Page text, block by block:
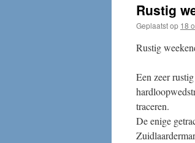
Rustig
Geplaatst op 18
Rustig
Een zeer
traceren.
De enige